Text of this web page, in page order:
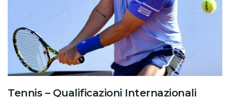
Tennis – Qualificazioni Internazionali